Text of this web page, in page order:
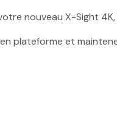
nouveau X-Sight 4K,
plateforme et